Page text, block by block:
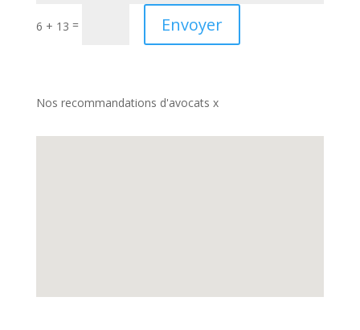
6 + 13 = Envoyer
Nos recommandations d'avocats x